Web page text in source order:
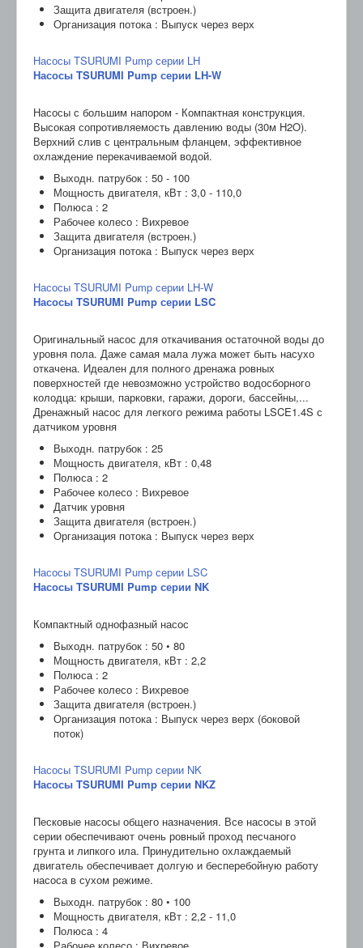
Защита двигателя (встроен.)
Организация потока : Выпуск через верх
Насосы TSURUMI Pump серии LH
Насосы TSURUMI Pump серии LH-W
Насосы с большим напором - Компактная конструкция.
Высокая сопротивляемость давлению воды (30м H2O).
Верхний слив с центральным фланцем, эффективное
охлаждение перекачиваемой водой.
Выходн. патрубок : 50 - 100
Мощность двигателя, кВт : 3,0 - 110,0
Полюса : 2
Рабочее колесо : Вихревое
Защита двигателя (встроен.)
Организация потока : Выпуск через верх
Насосы TSURUMI Pump серии LH-W
Насосы TSURUMI Pump серии LSC
Оригинальный насос для откачивания остаточной воды до
уровня пола. Даже самая мала лужа может быть насухо
откачена. Идеален для полного дренажа ровных
поверхностей где невозможно устройство водосборного
колодца: крыши, парковки, гаражи, дороги, бассейны,...
Дренажный насос для легкого режима работы LSCE1.4S с
датчиком уровня
Выходн. патрубок : 25
Мощность двигателя, кВт : 0,48
Полюса : 2
Рабочее колесо : Вихревое
Датчик уровня
Защита двигателя (встроен.)
Организация потока : Выпуск через верх
Насосы TSURUMI Pump серии LSC
Насосы TSURUMI Pump серии NK
Компактный однофазный насос
Выходн. патрубок : 50 • 80
Мощность двигателя, кВт : 2,2
Полюса : 2
Рабочее колесо : Вихревое
Защита двигателя (встроен.)
Организация потока : Выпуск через верх (боковой
поток)
Насосы TSURUMI Pump серии NK
Насосы TSURUMI Pump серии NKZ
Песковые насосы общего назначения. Все насосы в этой
серии обеспечивают очень ровный проход песчаного
грунта и липкого ила. Принудительно охлаждаемый
двигатель обеспечивает долгую и бесперебойную работу
насоса в сухом режиме.
Выходн. патрубок : 80 • 100
Мощность двигателя, кВт : 2,2 - 11,0
Полюса : 4